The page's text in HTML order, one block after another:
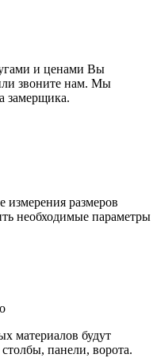
и ценами Вы
звоните нам. Мы
замерщика.
измерения размеров
необходимые параметры
материалов будут
панели, ворота.